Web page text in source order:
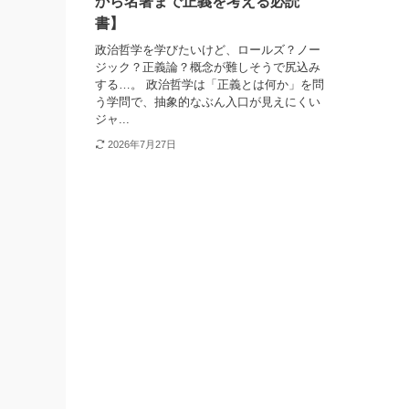
書】
政治哲学を学びたいけど、ロールズ？ノー
ジック？正義論？概念が難しそうで尻込み
する…。 政治哲学は「正義とは何か」を問
う学問で、抽象的なぶん入口が見えにくい
ジャ...
2026年7月27日